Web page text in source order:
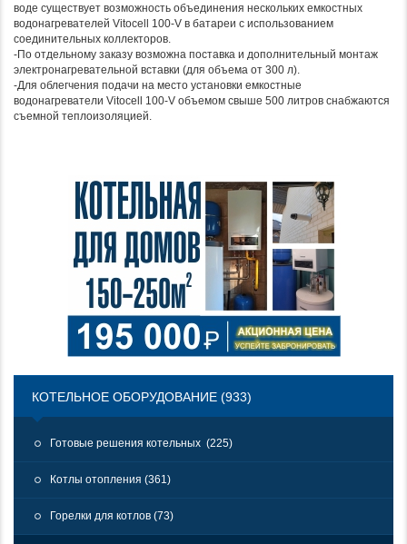
воде существует возможность объединения нескольких емкостных
водонагревателей Vitocell 100-V в батареи с использованием
соединительных коллекторов.
-По отдельному заказу возможна поставка и дополнительный монтаж
электронагревательной вставки (для объема от 300 л).
-Для облегчения подачи на место установки емкостные
водонагреватели Vitocell 100-V объемом свыше 500 литров снабжаются
съемной теплоизоляцией.
КОТЕЛЬНОЕ ОБОРУДОВАНИЕ (933)
Готовые решения котельных (225)
Котлы отопления (361)
Горелки для котлов (73)